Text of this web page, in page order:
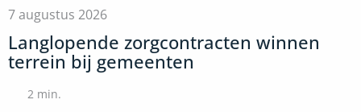
7 augustus 2026
Langlopende zorgcontracten winnen
terrein bij gemeenten
2 min.